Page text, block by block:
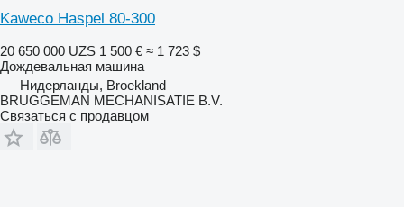
Kaweco Haspel 80-300
20 650 000 UZS 1 500 € ≈ 1 723 $
Дождевальная машина
Нидерланды, Broekland
BRUGGEMAN MECHANISATIE B.V.
Связаться с продавцом